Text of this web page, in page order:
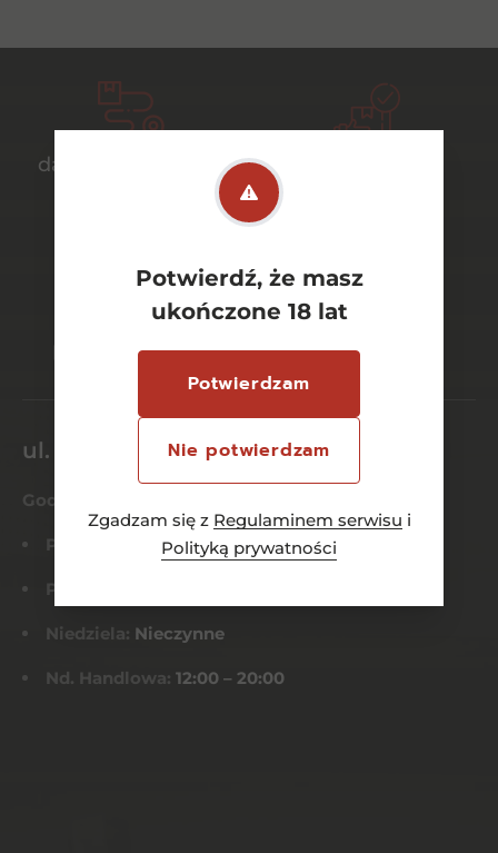
Potwierdź, że masz
ukończone 18 lat
Potwierdzam
Nie potwierdzam
Zgadzam się z Regulaminem serwisu i
Polityką prywatności
darmowa dostawa
bezpieczne
płatności online
szeroki wybór
asortymentu
ul. Dworcowa 26/6
Godziny otwarcia
Pn-Czw: 8:00 – 21:00
Pt-Sob:
Niedziela: Nieczynne
Nd. Handlowa: 12:00 – 20:00